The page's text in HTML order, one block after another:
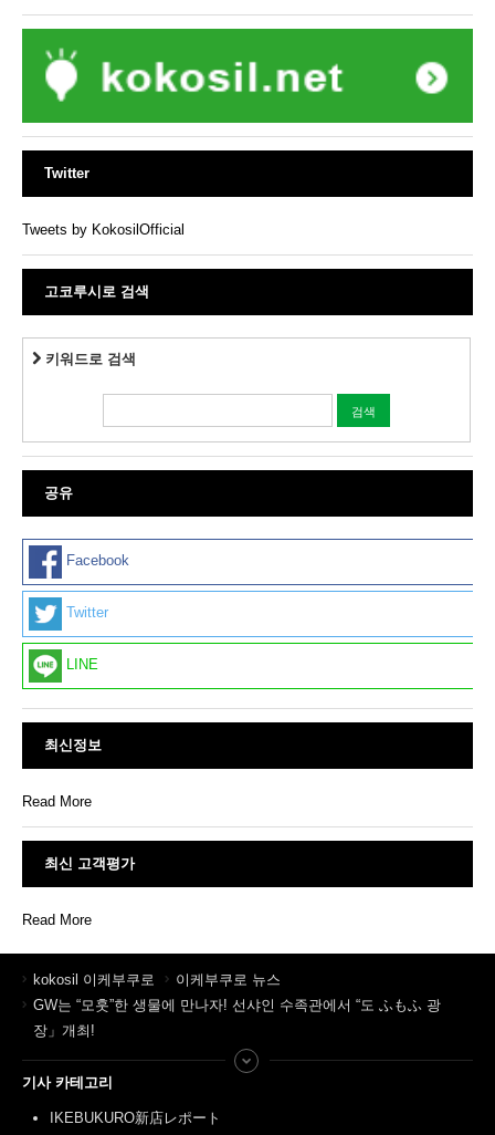
Twitter
Tweets by KokosilOfficial
고코루시로 검색
키워드로 검색
공유
Facebook
Twitter
LINE
최신정보
Read More
최신 고객평가
Read More
kokosil 이케부쿠로
이케부쿠로 뉴스
GW는 “모훗”한 생물에 만나자! 선샤인 수족관에서 “도 ふもふ 광
장」개최!
기사 카테고리
IKEBUKURO新店レポート